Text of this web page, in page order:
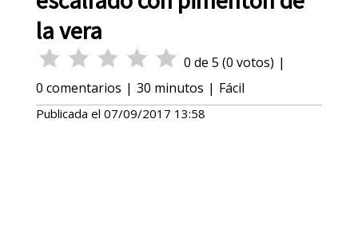
la vera
0 de 5 (0 votos) |
0 comentarios | 30 minutos | Fácil
Publicada el 07/09/2017 13:58